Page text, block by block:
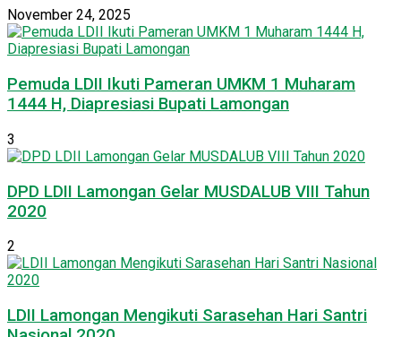
November 24, 2025
Pemuda LDII Ikuti Pameran UMKM 1 Muharam
1444 H, Diapresiasi Bupati Lamongan
3
DPD LDII Lamongan Gelar MUSDALUB VIII Tahun
2020
2
LDII Lamongan Mengikuti Sarasehan Hari Santri